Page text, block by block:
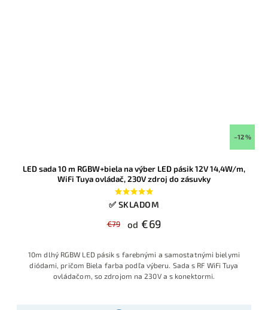
–12 %
LED sada 10 m RGBW+biela na výber LED pásik 12V 14,4W/m,
WiFi Tuya ovládač, 230V zdroj do zásuvky
✅ SKLADOM
€79 od €69
10m dlhý RGBW LED pásik s farebnými a samostatnými bielymi
diódami, pričom Biela farba podľa výberu. Sada s RF WiFi Tuya
ovládačom, so zdrojom na 230V a s konektormi.